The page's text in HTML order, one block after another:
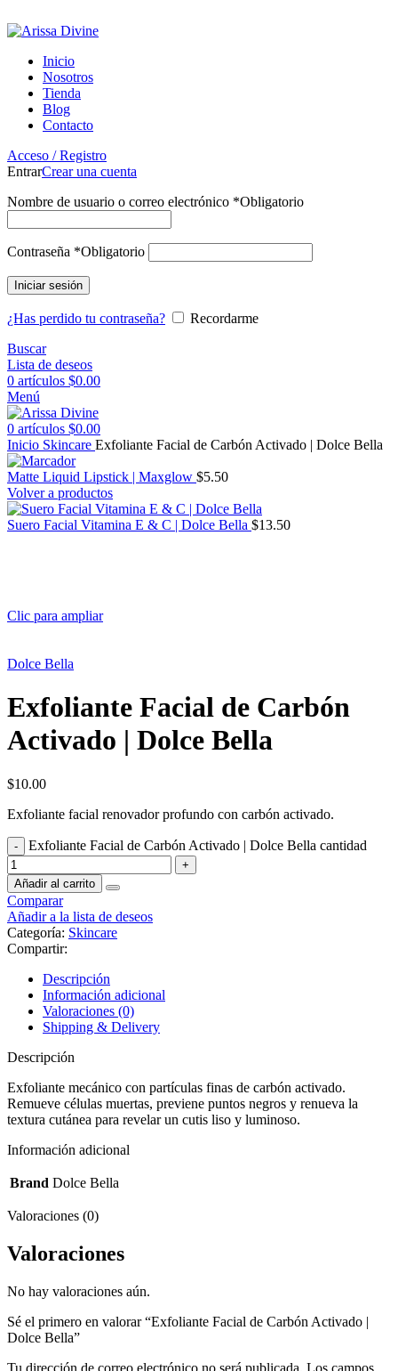
Inicio
Nosotros
Tienda
Blog
Contacto
Acceso / Registro
EntrarCrear una cuenta
Nombre de usuario o correo electrónico *Obligatorio
Contraseña *Obligatorio
Iniciar sesión
¿Has perdido tu contraseña?
Recordarme
Buscar
Lista de deseos
0 artículos $0.00
Menú
0 artículos $0.00
Inicio Skincare Exfoliante Facial de Carbón Activado | Dolce Bella
Matte Liquid Lipstick | Maxglow $5.50
Volver a productos
Suero Facial Vitamina E & C | Dolce Bella $13.50
Clic para ampliar
Dolce Bella
Exfoliante Facial de Carbón
Activado | Dolce Bella
$10.00
Exfoliante facial renovador profundo con carbón activado.
Exfoliante Facial de Carbón Activado | Dolce Bella cantidad
Añadir al carrito
Comparar
Añadir a la lista de deseos
Categoría: Skincare
Compartir:
Descripción
Información adicional
Valoraciones (0)
Shipping & Delivery
Descripción
Exfoliante mecánico con partículas finas de carbón activado.
Remueve células muertas, previene puntos negros y renueva la
textura cutánea para revelar un cutis liso y luminoso.
Información adicional
Brand Dolce Bella
Valoraciones (0)
Valoraciones
No hay valoraciones aún.
Sé el primero en valorar “Exfoliante Facial de Carbón Activado |
Dolce Bella”
Tu dirección de correo electrónico no será publicada. Los campos